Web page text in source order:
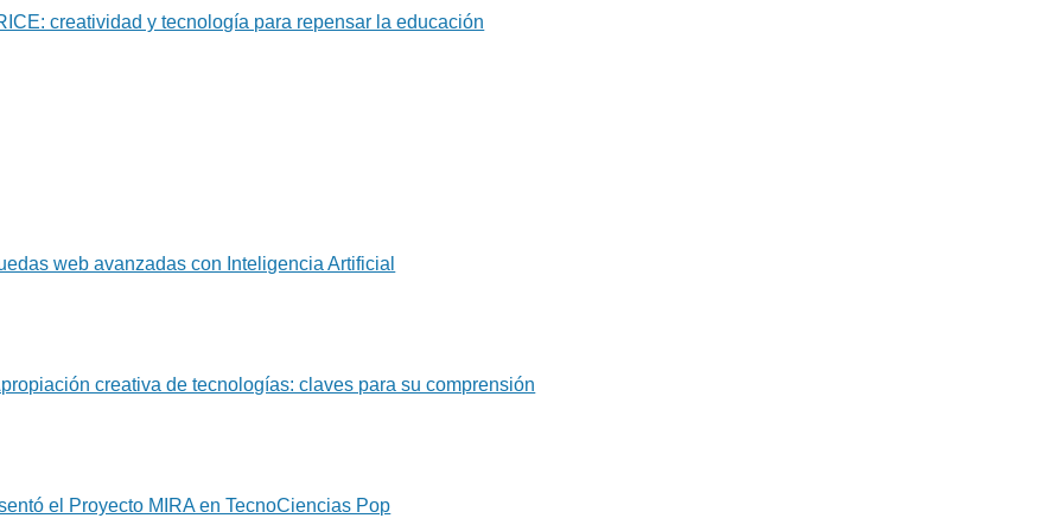
creatividad y tecnología para repensar la educación
web avanzadas con Inteligencia Artificial
creativa de tecnologías: claves para su comprensión
el Proyecto MIRA en TecnoCiencias Pop